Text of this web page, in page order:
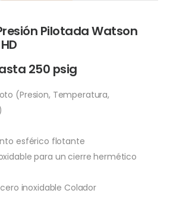
Pilotada Watson
250 psig
(Presion, Temperatura,
esférico flotante
para un cierre hermético
inoxidable Colador